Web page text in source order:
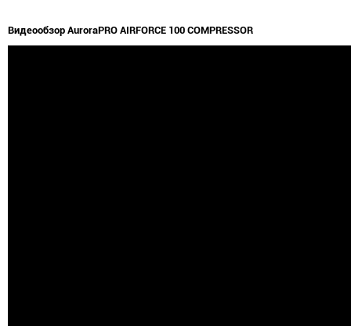
Видеообзор AuroraPRO AIRFORCE 100 COMPRESSOR